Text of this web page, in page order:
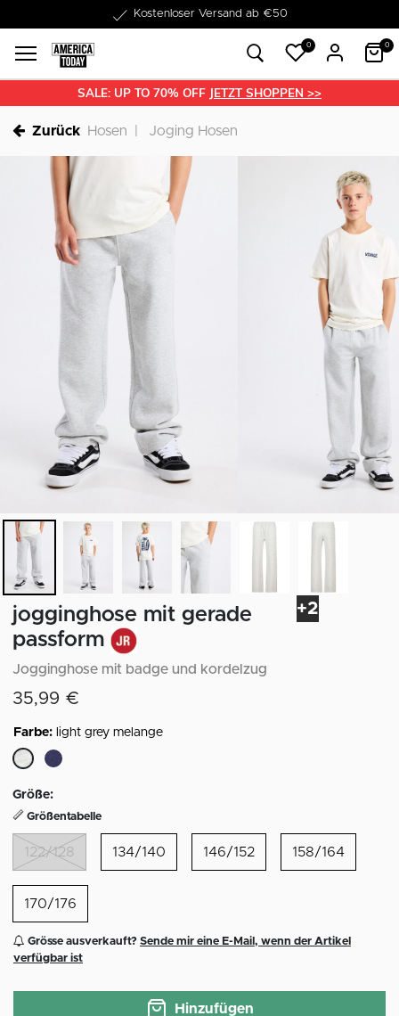
1-3 Werktage Lieferzeit
0 0
SALE: UP TO 70% OFF JETZT SHOPPEN >>
Zurück Hosen Joging Hosen
+2
jogginghose mit gerade
passform
Jogginghose mit badge und kordelzug
35,99 €
Farbe: light grey melange
Größe:
Größentabelle
122/128 134/140 146/152 158/164
170/176
Grösse ausverkauft? Sende mir eine E-Mail, wenn der Artikel
verfügbar ist
Hinzufügen